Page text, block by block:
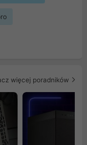
więcej poradników